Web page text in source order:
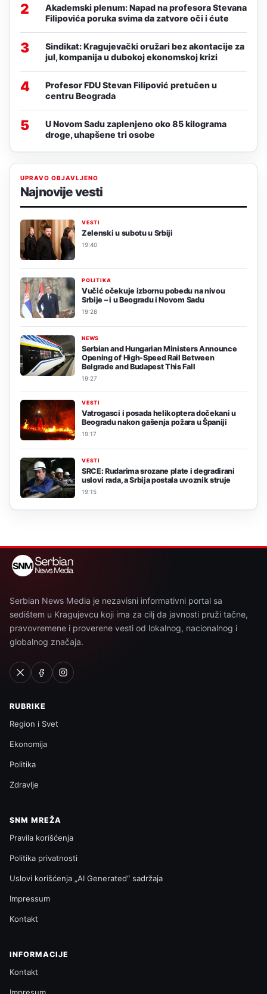
2
Akademski plenum: Napad na profesora Stevana
Filipovića poruka svima da zatvore oči i ćute
3
Sindikat: Kragujevački oružari bez akontacije za
jul, kompanija u dubokoj ekonomskoj krizi
4
Profesor FDU Stevan Filipović pretučen u
centru Beograda
5
U Novom Sadu zaplenjeno oko 85 kilograma
droge, uhapšene tri osobe
UPRAVO OBJAVLJENO
Najnovije vesti
VESTI
Zelenski u subotu u Srbiji
19:40
POLITIKA
Vučić očekuje izbornu pobedu na nivou
Srbije – i u Beogradu i Novom Sadu
19:28
NEWS
Serbian and Hungarian Ministers Announce
Opening of High-Speed Rail Between
Belgrade and Budapest This Fall
19:27
VESTI
Vatrogasci i posada helikoptera dočekani u
Beogradu nakon gašenja požara u Španiji
19:17
VESTI
SRCE: Rudarima srozane plate i degradirani
uslovi rada, a Srbija postala uvoznik struje
19:15
Serbian News Media je nezavisni informativni portal sa
sedištem u Kragujevcu koji ima za cilj da javnosti pruži tačne,
pravovremene i proverene vesti od lokalnog, nacionalnog i
globalnog značaja.
RUBRIKE
Region i Svet
Ekonomija
Politika
Zdravlje
SNM MREŽA
Pravila korišćenja
Politika privatnosti
Uslovi korišćenja „AI Generated“ sadržaja
Impressum
Kontakt
INFORMACIJE
Kontakt